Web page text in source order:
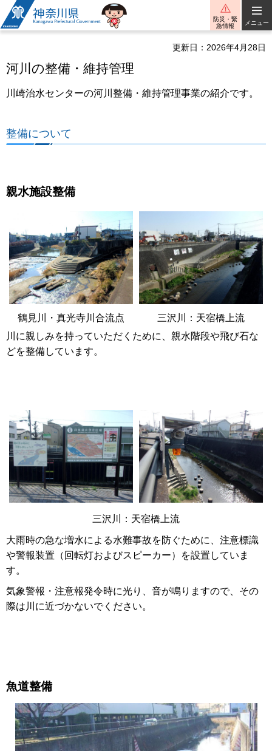
神奈川県
防災・緊
急情報
メニュー
更新日：2026年4月28日
河川の整備・維持管理
川崎治水センターの河川整備・維持管理事業の紹介です。
整備について
親水施設整備
鶴見川・真光寺川合流点
三沢川：天宿橋上流
川に親しみを持っていただくために、親水階段や飛び石な
どを整備しています。
三沢川：天宿橋上流
大雨時の急な増水による水難事故を防ぐために、注意標識
や警報装置（回転灯およびスピーカー）を設置していま
す。
気象警報・注意報発令時に光り、音が鳴りますので、その
際は川に近づかないでください。
魚道整備